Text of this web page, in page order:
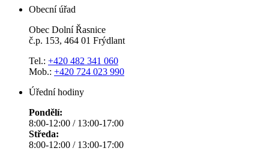
Obecní úřad
Obec Dolní Řasnice
č.p. 153, 464 01 Frýdlant
Tel.: +420 482 341 060
Mob.: +420 724 023 990
Úřední hodiny
Pondělí:
8:00-12:00 / 13:00-17:00
Středa:
8:00-12:00 / 13:00-17:00